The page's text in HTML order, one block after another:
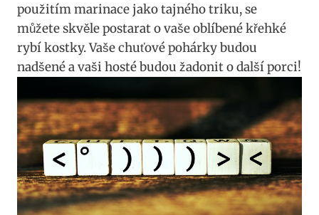
použitím marinace jako tajného triku, se
můžete skvěle postarat o vaše oblíbené křehké
rybí kostky. Vaše chuťové pohárky budou
nadšené a vaši hosté budou žadonit o další porci!